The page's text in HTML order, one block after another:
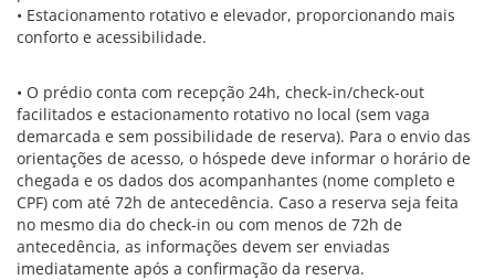
• Estacionamento rotativo e elevador, proporcionando mais
conforto e acessibilidade.
• O prédio conta com recepção 24h, check-in/check-out
facilitados e estacionamento rotativo no local (sem vaga
demarcada e sem possibilidade de reserva). Para o envio das
orientações de acesso, o hóspede deve informar o horário de
chegada e os dados dos acompanhantes (nome completo e
CPF) com até 72h de antecedência. Caso a reserva seja feita
no mesmo dia do check-in ou com menos de 72h de
antecedência, as informações devem ser enviadas
imediatamente após a confirmação da reserva.